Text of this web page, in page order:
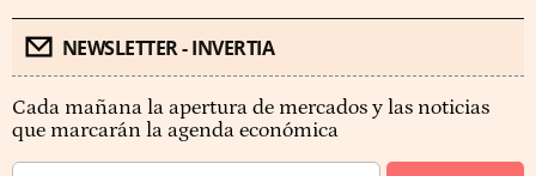
NEWSLETTER - INVERTIA
Cada mañana la apertura de mercados y las noticias
que marcarán la agenda económica